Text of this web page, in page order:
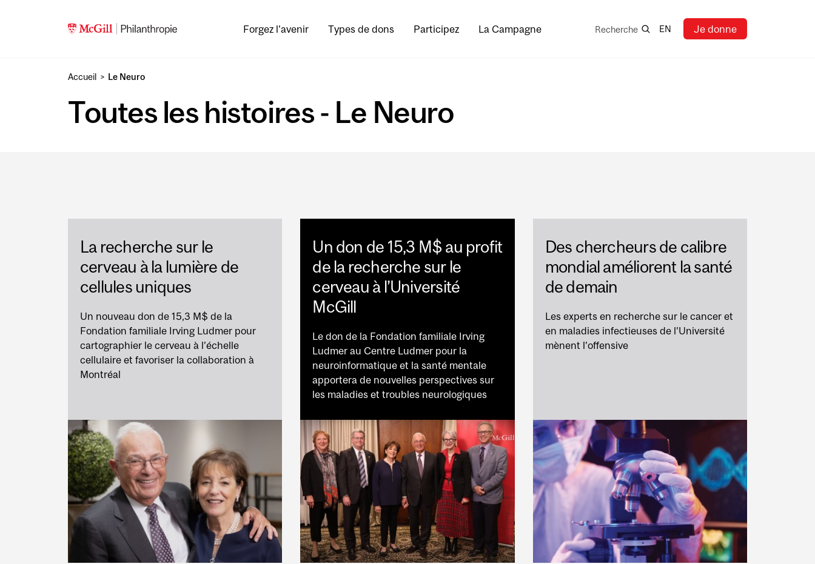
Forgez l'avenir
Types de dons Participez La Campagne Recherche
Recherche EN Je donne
Accueil Le Neuro
Toutes les histoires - Le Neuro
La recherche sur le
cerveau à la lumière de
cellules uniques
Un nouveau don de 15,3 M$ de la
Fondation familiale Irving Ludmer pour
cartographier le cerveau à l’échelle
cellulaire et favoriser la collaboration à
Montréal
Un don de 15,3 M$ au profit
de la recherche sur le
cerveau à l’Université
McGill
Le don de la Fondation familiale Irving
Ludmer au Centre Ludmer pour la
neuroinformatique et la santé mentale
apportera de nouvelles perspectives sur
les maladies et troubles neurologiques
Des chercheurs de calibre
mondial améliorent la santé
de demain
Les experts en recherche sur le cancer et
en maladies infectieuses de l’Université
mènent l’offensive